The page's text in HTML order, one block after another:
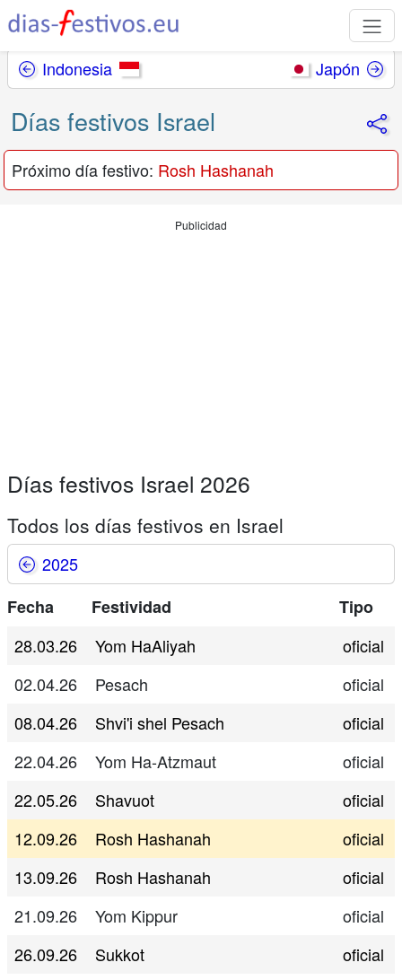
Indonesia Japón
Días festivos Israel
Próximo día festivo: Rosh Hashanah
Publicidad
Días festivos Israel 2026
Todos los días festivos en Israel
2025
Fecha
Festividad
Tipo
28.03.26
Yom HaAliyah
oficial
02.04.26
Pesach
oficial
08.04.26
Shvi'i shel Pesach
oficial
22.04.26
Yom Ha-Atzmaut
oficial
22.05.26
Shavuot
oficial
12.09.26
Rosh Hashanah
oficial
13.09.26
Rosh Hashanah
oficial
21.09.26
Yom Kippur
oficial
26.09.26
Sukkot
oficial